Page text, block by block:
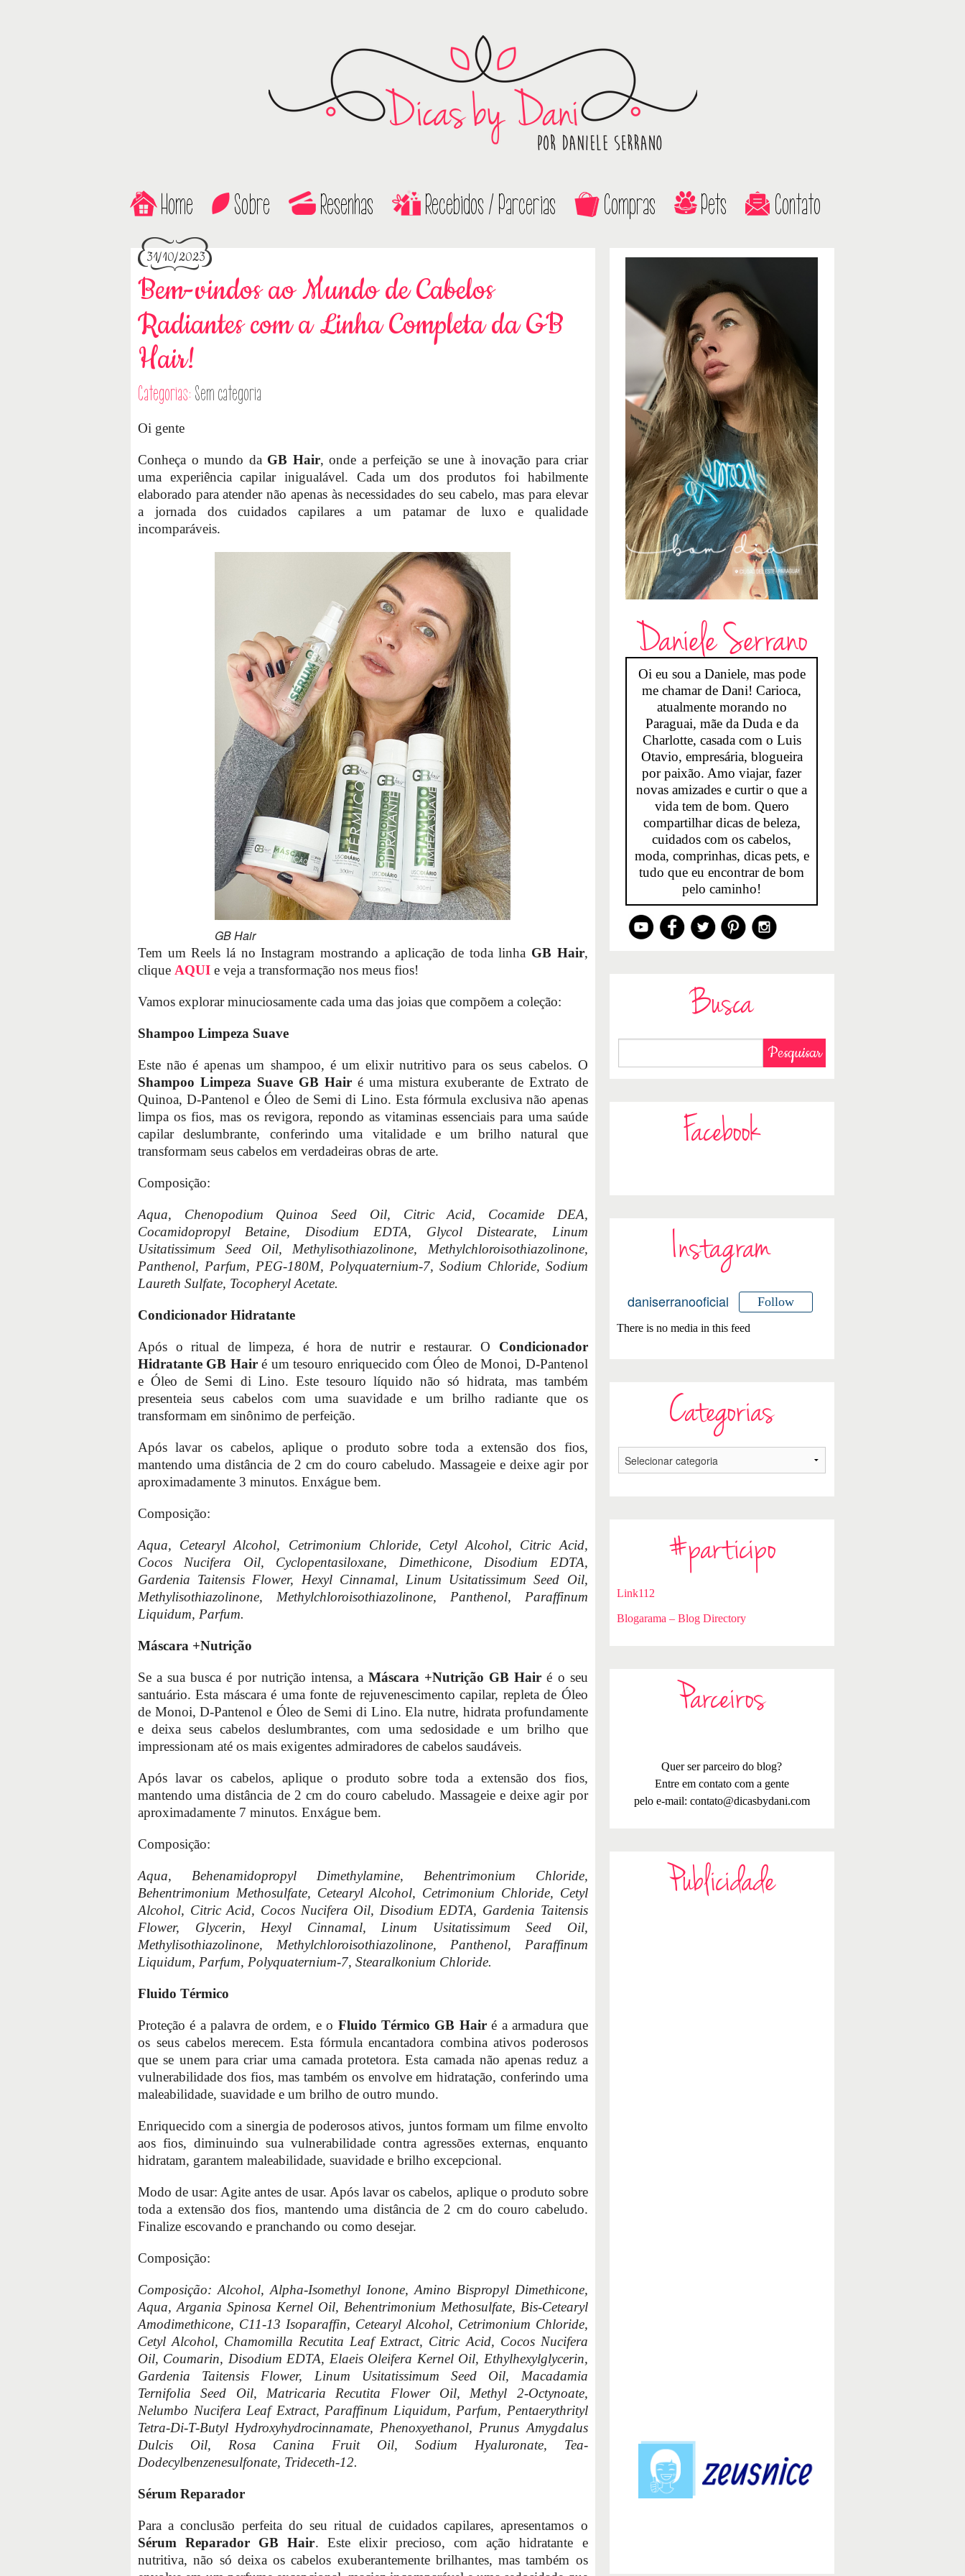
Home Sobre Resenhas Recebidos / Parcerias Compras Pets Contato
31/10/2023
Bem-vindos ao Mundo de Cabelos
Radiantes com a Linha Completa da GB
Hair!
Categorias: Sem categoria
Oi gente
Conheça o mundo da GB Hair, onde a perfeição se une à inovação para criar
uma experiência capilar inigualável. Cada um dos produtos foi habilmente
elaborado para atender não apenas às necessidades do seu cabelo, mas para elevar
a jornada dos cuidados capilares a um patamar de luxo e qualidade
incomparáveis.
GB Hair
Tem um Reels lá no Instagram mostrando a aplicação de toda linha GB Hair,
clique AQUI e veja a transformação nos meus fios!
Vamos explorar minuciosamente cada uma das joias que compõem a coleção:
Shampoo Limpeza Suave
Este não é apenas um shampoo, é um elixir nutritivo para os seus cabelos. O
Shampoo Limpeza Suave GB Hair é uma mistura exuberante de Extrato de
Quinoa, D-Pantenol e Óleo de Semi di Lino. Esta fórmula exclusiva não apenas
limpa os fios, mas os revigora, repondo as vitaminas essenciais para uma saúde
capilar deslumbrante, conferindo uma vitalidade e um brilho natural que
transformam seus cabelos em verdadeiras obras de arte.
Composição:
Aqua, Chenopodium Quinoa Seed Oil, Citric Acid, Cocamide DEA,
Cocamidopropyl Betaine, Disodium EDTA, Glycol Distearate, Linum
Usitatissimum Seed Oil, Methylisothiazolinone, Methylchloroisothiazolinone,
Panthenol, Parfum, PEG-180M, Polyquaternium-7, Sodium Chloride, Sodium
Laureth Sulfate, Tocopheryl Acetate.
Condicionador Hidratante
Após o ritual de limpeza, é hora de nutrir e restaurar. O Condicionador
Hidratante GB Hairé um tesouro enriquecido com Óleo de Monoi, D-Pantenol
e Óleo de Semi di Lino. Este tesouro líquido não só hidrata, mas também
presenteia seus cabelos com uma suavidade e um brilho radiante que os
transformam em sinônimo de perfeição.
Após lavar os cabelos, aplique o produto sobre toda a extensão dos fios,
mantendo uma distância de 2 cm do couro cabeludo. Massageie e deixe agir por
aproximadamente 3 minutos. Enxágue bem.
Composição:
Aqua, Cetearyl Alcohol, Cetrimonium Chloride, Cetyl Alcohol, Citric Acid,
Cocos Nucifera Oil, Cyclopentasiloxane, Dimethicone, Disodium EDTA,
Gardenia Taitensis Flower, Hexyl Cinnamal, Linum Usitatissimum Seed Oil,
Methylisothiazolinone, Methylchloroisothiazolinone, Panthenol, Paraffinum
Liquidum, Parfum.
Máscara +Nutrição
Se a sua busca é por nutrição intensa, a Máscara +Nutrição GB Hairé o seu
santuário. Esta máscara é uma fonte de rejuvenescimento capilar, repleta de Óleo
de Monoi, D-Pantenol e Óleo de Semi di Lino. Ela nutre, hidrata profundamente
e deixa seus cabelos deslumbrantes, com uma sedosidade e um brilho que
impressionam até os mais exigentes admiradores de cabelos saudáveis.
Após lavar os cabelos, aplique o produto sobre toda a extensão dos fios,
mantendo uma distância de 2 cm do couro cabeludo. Massageie e deixe agir por
aproximadamente 7 minutos. Enxágue bem.
Composição:
Aqua, Behenamidopropyl Dimethylamine, Behentrimonium Chloride,
Behentrimonium Methosulfate, Cetearyl Alcohol, Cetrimonium Chloride, Cetyl
Alcohol, Citric Acid, Cocos Nucifera Oil, Disodium EDTA, Gardenia Taitensis
Flower, Glycerin, Hexyl Cinnamal, Linum Usitatissimum Seed Oil,
Methylisothiazolinone, Methylchloroisothiazolinone, Panthenol, Paraffinum
Liquidum, Parfum, Polyquaternium-7, Stearalkonium Chloride.
Fluido Térmico
Proteção é a palavra de ordem, e o Fluido Térmico GB Hairé a armadura que
os seus cabelos merecem. Esta fórmula encantadora combina ativos poderosos
que se unem para criar uma camada protetora. Esta camada não apenas reduz a
vulnerabilidade dos fios, mas também os envolve em hidratação, conferindo uma
maleabilidade, suavidade e um brilho de outro mundo.
Enriquecido com a sinergia de poderosos ativos, juntos formam um filme envolto
aos fios, diminuindo sua vulnerabilidade contra agressões externas, enquanto
hidratam, garantem maleabilidade, suavidade e brilho excepcional.
Modo de usar: Agite antes de usar. Após lavar os cabelos, aplique o produto sobre
toda a extensão dos fios, mantendo uma distância de 2 cm do couro cabeludo.
Finalize escovando e pranchando ou como desejar.
Composição:
Composição: Alcohol, Alpha-Isomethyl Ionone, Amino Bispropyl Dimethicone,
Aqua, Argania Spinosa Kernel Oil, Behentrimonium Methosulfate, Bis-Cetearyl
Amodimethicone, C11-13 Isoparaffin, Cetearyl Alcohol, Cetrimonium Chloride,
Cetyl Alcohol, Chamomilla Recutita Leaf Extract, Citric Acid, Cocos Nucifera
Oil, Coumarin, Disodium EDTA, Elaeis Oleifera Kernel Oil, Ethylhexylglycerin,
Gardenia Taitensis Flower, Linum Usitatissimum Seed Oil, Macadamia
Ternifolia Seed Oil, Matricaria Recutita Flower Oil, Methyl 2-Octynoate,
Nelumbo Nucifera Leaf Extract, Paraffinum Liquidum, Parfum, Pentaerythrityl
Tetra-Di-T-Butyl Hydroxyhydrocinnamate, Phenoxyethanol, Prunus Amygdalus
Dulcis Oil, Rosa Canina Fruit Oil, Sodium Hyaluronate, Tea-
Dodecylbenzenesulfonate, Trideceth-12.
Sérum Reparador
Para a conclusão perfeita do seu ritual de cuidados capilares, apresentamos o
Sérum Reparador GB Hair. Este elixir precioso, com ação hidratante e
nutritiva, não só deixa os cabelos exuberantemente brilhantes, mas também os
Daniele Serrano
Oi eu sou a Daniele, mas pode
me chamar de Dani! Carioca,
atualmente morando no
Paraguai, mãe da Duda e da
Charlotte, casada com o Luis
Otavio, empresária, blogueira
por paixão. Amo viajar, fazer
novas amizades e curtir o que a
vida tem de bom. Quero
compartilhar dicas de beleza,
cuidados com os cabelos,
moda, comprinhas, dicas pets, e
tudo que eu encontrar de bom
pelo caminho!
Busca
Facebook
Instagram
daniserranooficial Follow
There is no media in this feed
Categorias
#participo
Link112
Blogarama – Blog Directory
Parceiros
Quer ser parceiro do blog?
Entre em contato com a gente
pelo e-mail: contato@dicasbydani.com
Publicidade